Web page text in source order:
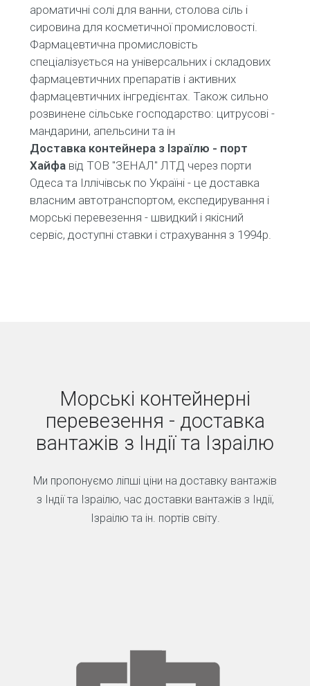
ароматичні солі для ванни, столова сіль і
сировина для косметичної промисловості.
Фармацевтична промисловість
спеціалізується на універсальних і складових
фармацевтичних препаратів і активних
фармацевтичних інгредієнтах. Також сильно
розвинене сільське господарство: цитрусові -
мандарини, апельсини та ін
Доставка контейнера з Ізраїлю - порт
Хайфавід ТОВ "ЗЕНАЛ" ЛТД через порти
Одеса та Іллічівськ по Україні - це доставка
власним автотранспортом, експедирування і
морські перевезення - швидкий і якісний
сервіс, доступні ставки і страхування з 1994р.
Морські контейнерні
перевезення - доставка
вантажів з Індії та Ізраілю
Ми пропонуємо ліпші ціни на доставку вантажів
з Індії та Ізраілю, час доставки вантажів з Індії,
Ізраілю та ін. портів світу.